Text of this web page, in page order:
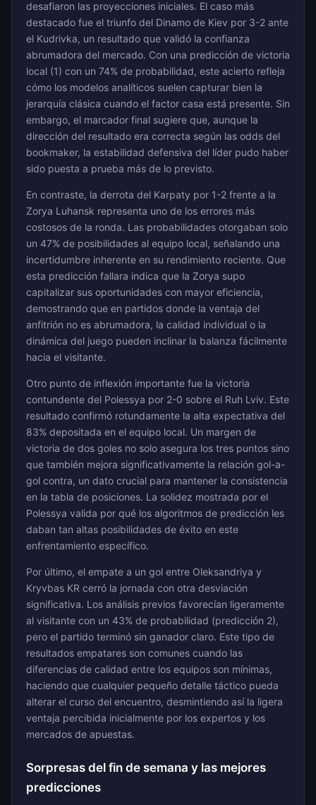
desafiaron las proyecciones iniciales. El caso más
destacado fue el triunfo del Dinamo de Kiev por 3-2 ante
el Kudrivka, un resultado que validó la confianza
abrumadora del mercado. Con una predicción de victoria
local (1) con un 74% de probabilidad, este acierto refleja
cómo los modelos analíticos suelen capturar bien la
jerarquía clásica cuando el factor casa está presente. Sin
embargo, el marcador final sugiere que, aunque la
dirección del resultado era correcta según las odds del
bookmaker, la estabilidad defensiva del líder pudo haber
sido puesta a prueba más de lo previsto.
En contraste, la derrota del Karpaty por 1-2 frente a la
Zorya Luhansk representa uno de los errores más
costosos de la ronda. Las probabilidades otorgaban solo
un 47% de posibilidades al equipo local, señalando una
incertidumbre inherente en su rendimiento reciente. Que
esta predicción fallara indica que la Zorya supo
capitalizar sus oportunidades con mayor eficiencia,
demostrando que en partidos donde la ventaja del
anfitrión no es abrumadora, la calidad individual o la
dinámica del juego pueden inclinar la balanza fácilmente
hacia el visitante.
Otro punto de inflexión importante fue la victoria
contundente del Polessya por 2-0 sobre el Ruh Lviv. Este
resultado confirmó rotundamente la alta expectativa del
83% depositada en el equipo local. Un margen de
victoria de dos goles no solo asegura los tres puntos sino
que también mejora significativamente la relación gol-a-
gol contra, un dato crucial para mantener la consistencia
en la tabla de posiciones. La solidez mostrada por el
Polessya valida por qué los algoritmos de predicción les
daban tan altas posibilidades de éxito en este
enfrentamiento específico.
Por último, el empate a un gol entre Oleksandriya y
Kryvbas KR cerró la jornada con otra desviación
significativa. Los análisis previos favorecían ligeramente
al visitante con un 43% de probabilidad (predicción 2),
pero el partido terminó sin ganador claro. Este tipo de
resultados empatares son comunes cuando las
diferencias de calidad entre los equipos son mínimas,
haciendo que cualquier pequeño detalle táctico pueda
alterar el curso del encuentro, desmintiendo así la ligera
ventaja percibida inicialmente por los expertos y los
mercados de apuestas.
Sorpresas del fin de semana y las mejores
predicciones